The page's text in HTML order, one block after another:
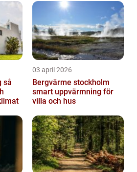
03 april 2026
Bergvärme stockholm
smart uppvärmning för
villa och hus